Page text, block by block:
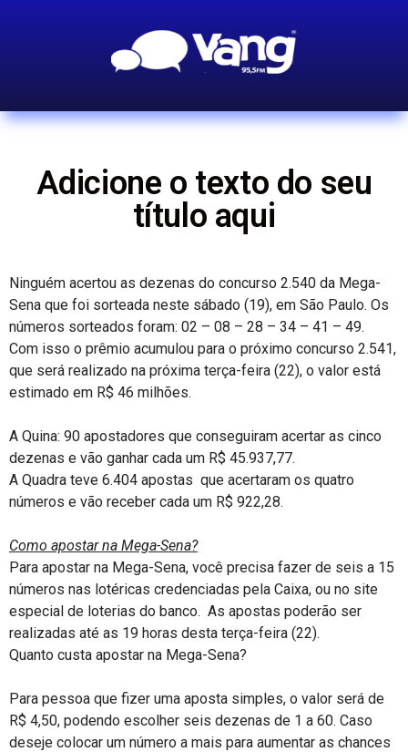
Adicione o texto do seu
título aqui
Ninguém acertou as dezenas do concurso 2.540 da Mega-
Sena que foi sorteada neste sábado (19), em São Paulo. Os
números sorteados foram: 02 – 08 – 28 – 34 – 41 – 49.
Com isso o prêmio acumulou para o próximo concurso 2.541,
que será realizado na próxima terça-feira (22), o valor está
estimado em R$ 46 milhões.
A Quina: 90 apostadores que conseguiram acertar as cinco
dezenas e vão ganhar cada um R$ 45.937,77.
A Quadra teve 6.404 apostas que acertaram os quatro
números e vão receber cada um R$ 922,28.
Como apostar na Mega-Sena?
Para apostar na Mega-Sena, você precisa fazer de seis a 15
números nas lotéricas credenciadas pela Caixa, ou no site
especial de loterias do banco. As apostas poderão ser
realizadas até as 19 horas desta terça-feira (22).
Quanto custa apostar na Mega-Sena?
Para pessoa que fizer uma aposta simples, o valor será de
R$ 4,50, podendo escolher seis dezenas de 1 a 60. Caso
deseje colocar um número a mais para aumentar as chances